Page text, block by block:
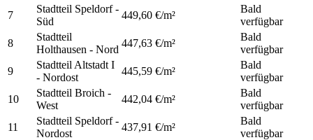
7
Stadtteil Speldorf -
Süd
449,60 €/m²
Bald
verfügbar
8
Stadtteil
Holthausen - Nord
447,63 €/m²
Bald
verfügbar
9
Stadtteil Altstadt I
- Nordost
445,59 €/m²
Bald
verfügbar
10
Stadtteil Broich -
West
442,04 €/m²
Bald
verfügbar
11
Stadtteil Speldorf -
Nordost
437,91 €/m²
Bald
verfügbar